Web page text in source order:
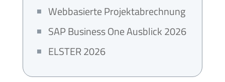
Webbasierte Projektabrechnung
SAP Business One Ausblick 2026
ELSTER 2026